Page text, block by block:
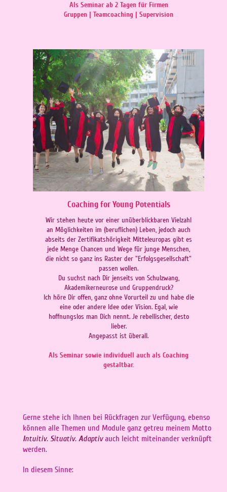
Als Seminar ab 2 Tagen für Firmen
Gruppen | Teamcoaching | Supervision
Coaching for Young Potentials
Wir stehen heute vor einer unüberblickbaren Vielzahl
an Möglichkeiten im (beruflichen) Leben, jedoch auch
abseits der Zertifikatshörigkeit Mitteleuropas gibt es
jede Menge Chancen und Wege für junge Menschen,
die nicht so ganz ins Raster der "Erfolgsgesellschaft"
passen wollen.
Du suchst nach Dir jenseits von Schulzwang,
Akademikerneurose und Gruppendruck?
Ich höre Dir offen, ganz ohne Vorurteil zu und habe die
eine oder andere Idee oder Vision. Egal, wie
hoffnungslos man Dich nennt. Je rebellischer, desto
lieber.
Angepasst ist überall.
Als Seminar sowie individuell auch als Coaching
gestaltbar.
Gerne stehe ich Ihnen bei Rückfragen zur Verfügung, ebenso
können alle Themen und Module ganz getreu meinem Motto
Intuitiv. Situativ. Adaptivauch leicht miteinander verknüpft
werden.
In diesem Sinne: